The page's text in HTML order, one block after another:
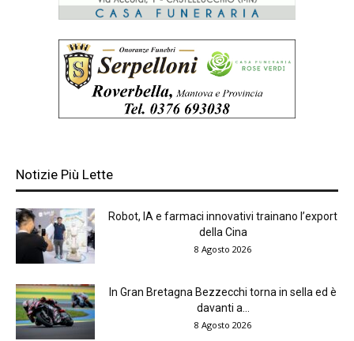
Notizie Più Lette
Robot, IA e farmaci innovativi trainano l’export
della Cina
8 Agosto 2026
In Gran Bretagna Bezzecchi torna in sella ed è
davanti a...
8 Agosto 2026